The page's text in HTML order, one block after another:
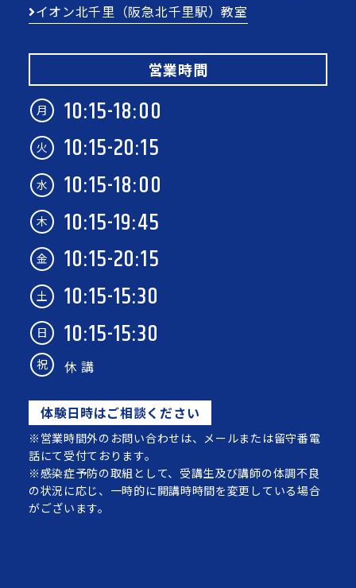
イオン北千里（阪急北千里駅）教室
営業時間
月 10:15-18:00
火 10:15-20:15
水 10:15-18:00
木 10:15-19:45
金 10:15-20:15
土 10:15-15:30
日 10:15-15:30
祝 休 講
体験日時はご相談ください
※営業時間外のお問い合わせは、メールまたは留守番電
話にて受付ております。
※感染症予防の取組として、受講生及び講師の体調不良
の状況に応じ、一時的に開講時時間を変更している場合
がございます。